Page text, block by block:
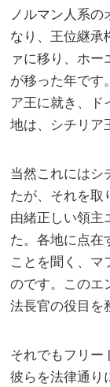
ノルマン人系の
なり、王位継承
ァに移り、ホ
が移った年です
ア王に就き、ド
地は、シチリア
当然これにはシ
たが、それを取
由緒正しい領主
た。各地に点在
ことを聞く、マ
のです。このエ
法長官の役目を
それでもフリー
彼らを法律通り